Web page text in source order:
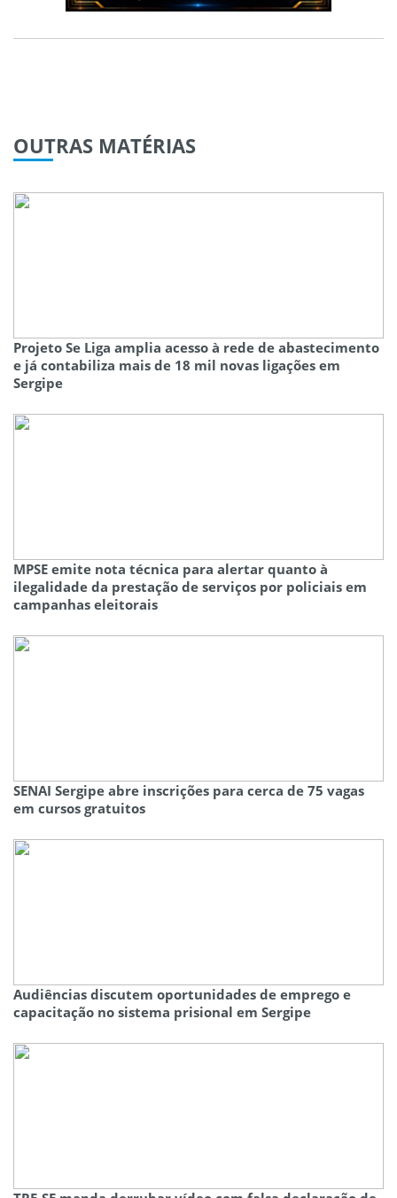
OUTRAS MATÉRIAS
Projeto Se Liga amplia acesso à rede de abastecimento
e já contabiliza mais de 18 mil novas ligações em
Sergipe
MPSE emite nota técnica para alertar quanto à
ilegalidade da prestação de serviços por policiais em
campanhas eleitorais
SENAI Sergipe abre inscrições para cerca de 75 vagas
em cursos gratuitos
Audiências discutem oportunidades de emprego e
capacitação no sistema prisional em Sergipe